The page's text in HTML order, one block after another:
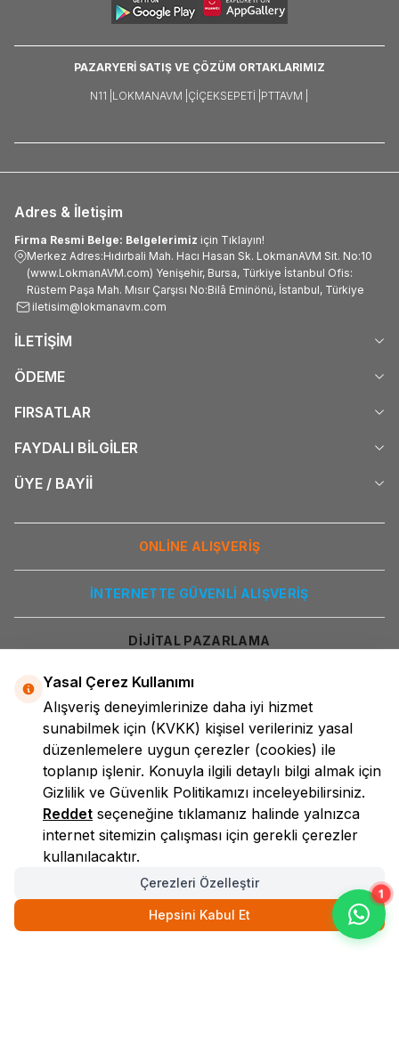
1
PAZARYERİ SATIŞ VE ÇÖZÜM ORTAKLARIMIZ
N11 | LOKMANAVM | ÇIÇEKSEPETI | PTTAVM |
Adres & İletişim
Firma Resmi Belge: Belgelerimiz için Tıklayın!
Merkez Adres:Hıdırbali Mah. Hacı Hasan Sk. LokmanAVM Sit. No:10
(www.LokmanAVM.com) Yenişehir, Bursa, Türkiye İstanbul Ofis:
Rüstem Paşa Mah. Mısır Çarşısı No:Bilâ Eminönü, İstanbul, Türkiye
iletisim@lokmanavm.com
İLETİŞİM
ÖDEME
FIRSATLAR
FAYDALI BİLGİLER
ÜYE / BAYİİ
ONLİNE ALIŞVERİŞ
İNTERNETTE GÜVENLİ ALIŞVERİŞ
DİJİTAL PAZARLAMA
LokmanAVM
Yasal Çerez Kullanımı
Alışveriş deneyimlerinize daha iyi hizmet
sunabilmek için (KVKK) kişisel verileriniz yasal
düzenlemelere uygun çerezler (cookies) ile
toplanıp işlenir. Konuyla ilgili detaylı bilgi almak için
Gizlilik ve Güvenlik Politikamızı inceleyebilirsiniz.
Reddet seçeneğine tıklamanız halinde yalnızca
internet sitemizin çalışması için gerekli çerezler
kullanılacaktır.
Çerezleri Özelleştir
Hepsini Kabul Et